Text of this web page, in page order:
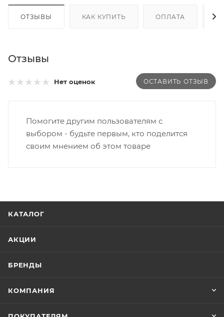
ОТЗЫВЫ КАК КУПИТЬ ОПЛАТА
Отзывы
Нет оценок ОСТАВИТЬ ОТЗЫВ
Помогите другим пользователям с
выбором - будьте первым, кто поделится
своим мнением об этом товаре
КАТАЛОГ
АКЦИИ
БРЕНДЫ
КОМПАНИЯ